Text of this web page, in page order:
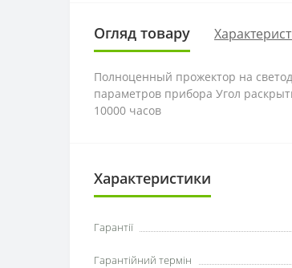
Огляд товару
Полноценный прожектор на
параметров прибора Угол
10000 часов
Характеристики
Гарантії
Гарантійний термін